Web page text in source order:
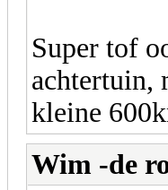
Super tof
achtertuin,
kleine
Wim -de